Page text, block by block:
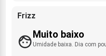
Frizz
Muito baixo
Umidade baixa. Dia com